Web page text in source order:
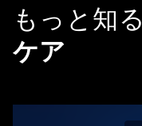
もっと知る
ケア